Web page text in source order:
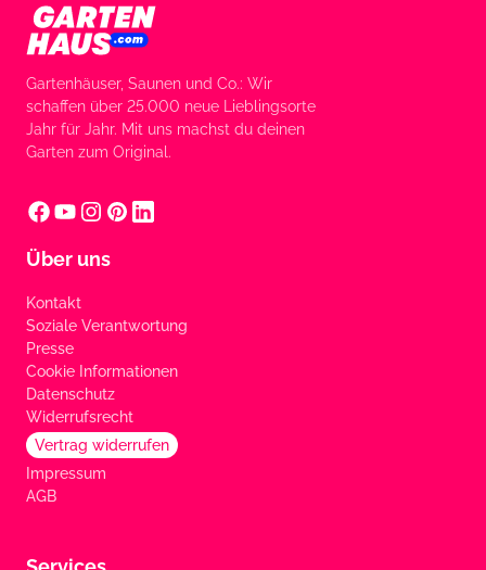
Gartenhäuser, Saunen und Co.: Wir
schaffen über 25.000 neue Lieblingsorte
Jahr für Jahr. Mit uns machst du deinen
Garten zum Original.
Über uns
Kontakt
Soziale Verantwortung
Presse
Cookie Informationen
Datenschutz
Widerrufsrecht
Vertrag widerrufen
Impressum
AGB